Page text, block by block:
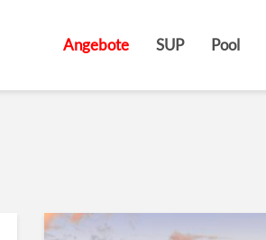
Angebote SUP Pool